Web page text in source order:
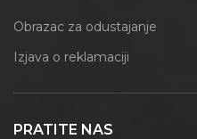
Obrazac za odustajanje
Izjava o reklamaciji
PRATITE NAS